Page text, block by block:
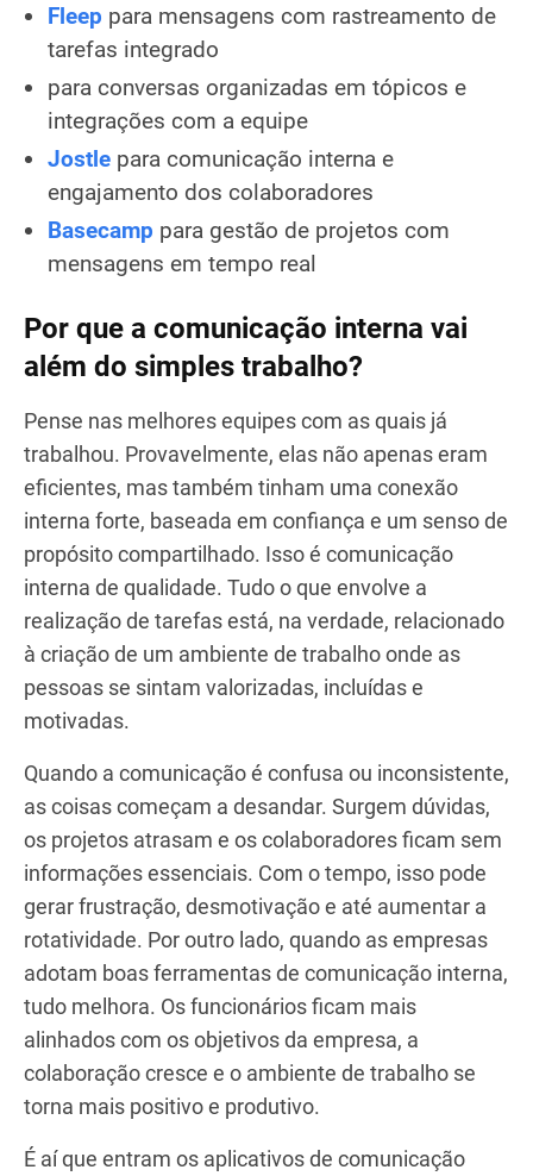
Fleep para mensagens com rastreamento de
tarefas integrado
para conversas organizadas em tópicos e
integrações com a equipe
Jostle para comunicação interna e
engajamento dos colaboradores
Basecamp para gestão de projetos com
mensagens em tempo real
Por que a comunicação interna vai
além do simples trabalho?
Pense nas melhores equipes com as quais já
trabalhou. Provavelmente, elas não apenas eram
eficientes, mas também tinham uma conexão
interna forte, baseada em confiança e um senso de
propósito compartilhado. Isso é comunicação
interna de qualidade. Tudo o que envolve a
realização de tarefas está, na verdade, relacionado
à criação de um ambiente de trabalho onde as
pessoas se sintam valorizadas, incluídas e
motivadas.
Quando a comunicação é confusa ou inconsistente,
as coisas começam a desandar. Surgem dúvidas,
os projetos atrasam e os colaboradores ficam sem
informações essenciais. Com o tempo, isso pode
gerar frustração, desmotivação e até aumentar a
rotatividade. Por outro lado, quando as empresas
adotam boas ferramentas de comunicação interna,
tudo melhora. Os funcionários ficam mais
alinhados com os objetivos da empresa, a
colaboração cresce e o ambiente de trabalho se
torna mais positivo e produtivo.
É aí que entram os aplicativos de comunicação